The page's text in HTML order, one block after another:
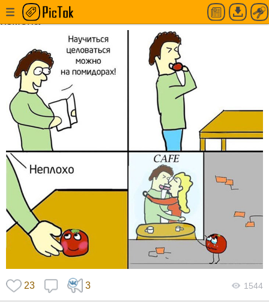
Научиться целоваться можно на помидорах,
измена
23 3 1544